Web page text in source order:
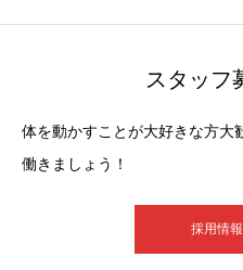
スタッフ
体を動かすことが大好きな方大
働きましょう！
採用情